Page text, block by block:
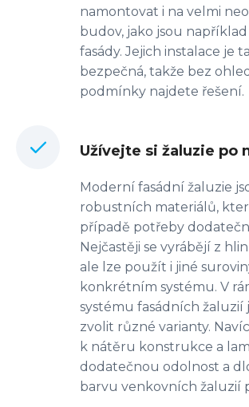
namontovat i na velmi
budov, jako jsou
fasády. Jejich instalace je
bezpečná, takže bez
podmínky najdete řešení.
Užívejte si žaluzie po
Moderní fasádní žaluzie
robustních materiálů,
případě potřeby
Nejčastěji se vyrábějí z
ale lze použít i jiné
konkrétním systému. V
systému fasádních žaluzií
zvolit různé varianty.
k nátěru konstrukce a
dodatečnou odolnost a
barvu venkovních žaluzií